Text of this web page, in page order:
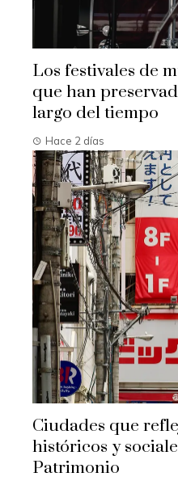
Los festivales de
que han
largo del tiempo
Hace 2 días
Ciudades que
históricos y
Patrimonio